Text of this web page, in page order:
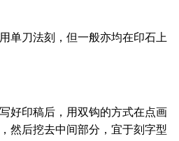
单刀法刻，但一般亦均在印石上
好印稿后，用双钩的方式在点画
然后挖去中间部分，宜于刻字型